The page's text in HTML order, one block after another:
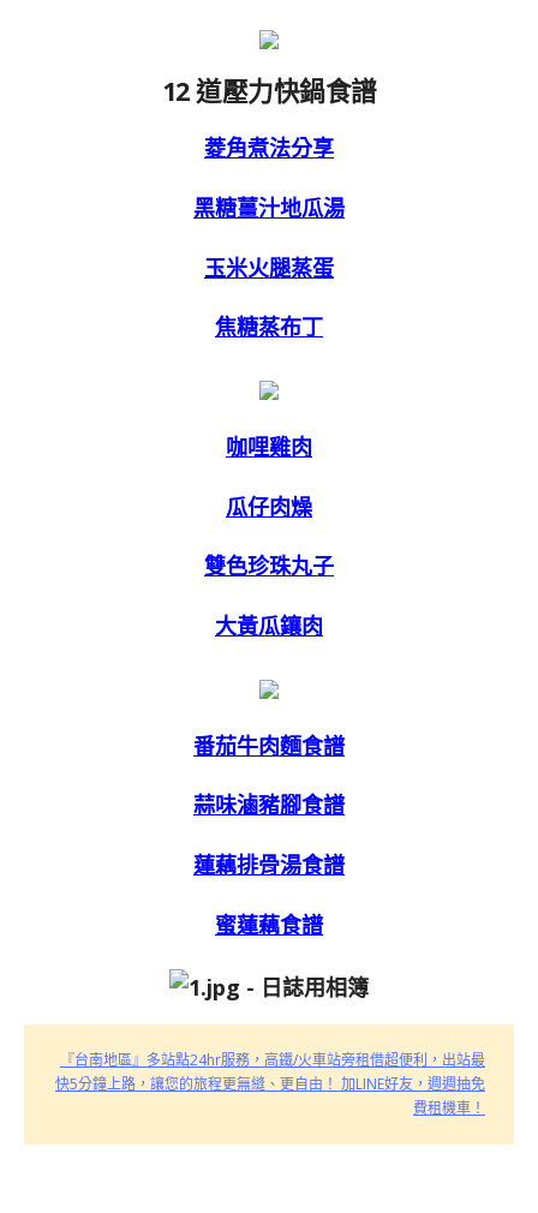
12 道壓力快鍋食譜
菱角煮法分享
黑糖薑汁地瓜湯
玉米火腿蒸蛋
焦糖蒸布丁
咖哩雞肉
瓜仔肉燥
雙色珍珠丸子
大黃瓜鑲肉
番茄牛肉麵食譜
蒜味滷豬腳食譜
蓮藕排骨湯食譜
蜜蓮藕食譜
『台南地區』多站點24hr服務，高鐵/火車站旁租借超便利，出站最
快5分鐘上路，讓您的旅程更無縫、更自由！ 加LINE好友，週週抽免
費租機車！